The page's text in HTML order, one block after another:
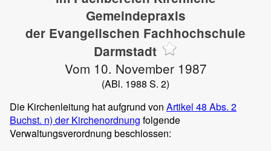
Gemeindepraxis
der Evangelischen Fachhochschule
Darmstadt
Vom 10. November 1987
(ABl. 1988 S. 2)
Die Kirchenleitung hat aufgrund von Artikel 48 Abs. 2
Buchst. n) der Kirchenordnung folgende
Verwaltungsverordnung beschlossen: